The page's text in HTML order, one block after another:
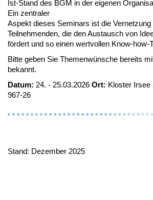
Ist-Stand des BGM in der eigenen
Ein zentraler
Aspekt dieses Seminars ist die Vernetzung
Teilnehmenden, die den Austausch von
fördert und so einen wertvollen Know-how-
Bitte geben Sie Themenwünsche bereits
bekannt.
Datum: 24. - 25.03.2026 Ort: Kloster Irsee
967-26
Stand: Dezember 2025